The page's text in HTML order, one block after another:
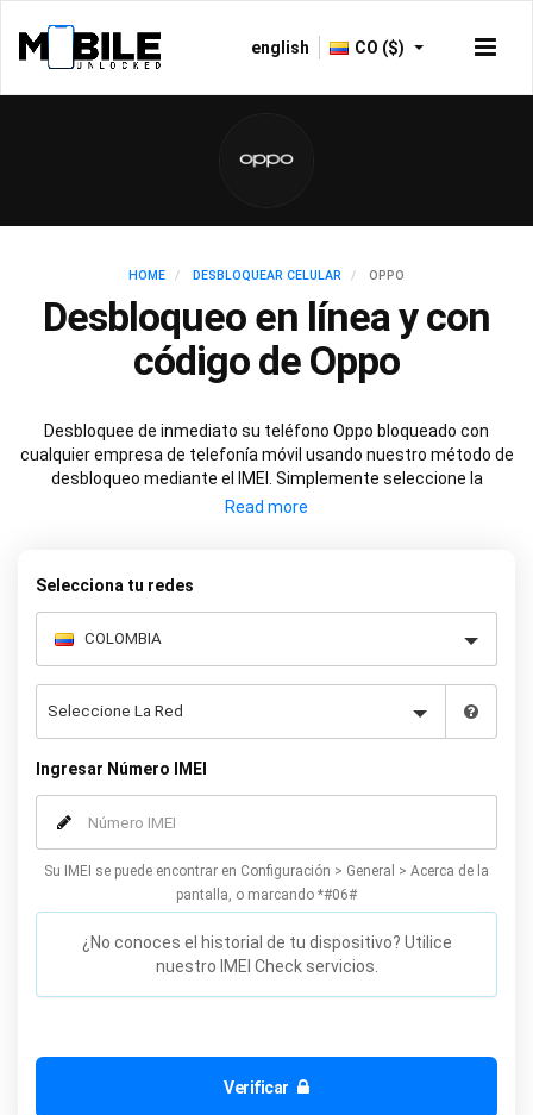
english CO ($)
HOME DESBLOQUEAR CELULAR OPPO
Desbloqueo en línea y con
código de Oppo
Desbloquee de inmediato su teléfono Oppo bloqueado con
cualquier empresa de telefonía móvil usando nuestro método de
desbloqueo mediante el IMEI. Simplemente seleccione la
empresa de telefonía móvil con la que su Oppo esté bloqueado y
Selecciona tu redes
Ingresar Número IMEI
Su IMEI se puede encontrar en Configuración > General > Acerca de la
pantalla, o marcando *#06#
¿No conoces el historial de tu dispositivo? Utilice
nuestro IMEI Check servicios.
Verificar